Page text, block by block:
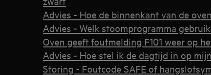
Advies - Hoe de binnenkant van de
Advies - Welk stoomprogramma
Oven geeft foutmelding F101 weer op
Advies - Hoe stel ik de dagtijd in op
Storing - Foutcode SAFE of